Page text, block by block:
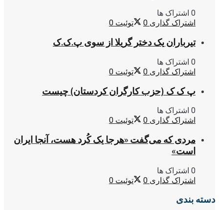
0 اشتراک ها
اشتراک گذاری 0 توئیت 0
تیرباران یک دختر گریلا از سوی پ.ک.ک
0 اشتراک ها
اشتراک گذاری 0 توئیت 0
پ ک ک (حزب کارگران کردستان) چیست
0 اشتراک ها
اشتراک گذاری 0 توئیت 0
مردی که می‌گفت «هرجا یک کُرد هست، آنجا ایران
است»
0 اشتراک ها
اشتراک گذاری 0 توئیت 0
دسته بندی